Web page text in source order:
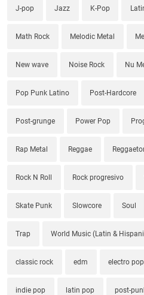
J-pop Jazz K-Pop
Math Rock Melodic Metal
New wave Noise Rock Nu
Pop Punk Latino Post-Hardcore
Post-grunge Power Pop
Rap Metal Reggae
Rock N Roll Rock progresivo
Skate Punk Slowcore Soul
Trap World Music (Latin &
classic rock edm electro pop
indie pop latin pop post-